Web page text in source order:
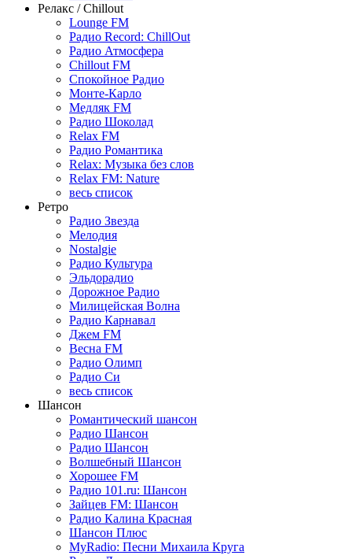
Релакс / Chillout
Lounge FM
Радио Record: ChillOut
Радио Атмосфера
Chillout FM
Спокойное Радио
Монте-Карло
Медляк FM
Радио Шоколад
Relax FM
Радио Романтика
Relax: Музыка без слов
Relax FM: Nature
весь список
Ретро
Радио Звезда
Мелодия
Nostalgie
Радио Культура
Эльдорадио
Дорожное Радио
Милицейская Волна
Радио Карнавал
Джем FM
Весна FM
Радио Олимп
Радио Си
весь список
Шансон
Романтический шансон
Радио Шансон
Радио Шансон
Волшебный Шансон
Хорошее FM
Радио 101.ru: Шансон
Зайцев FM: Шансон
Радио Калина Красная
Шансон Плюс
MyRadio: Песни Михаила Круга